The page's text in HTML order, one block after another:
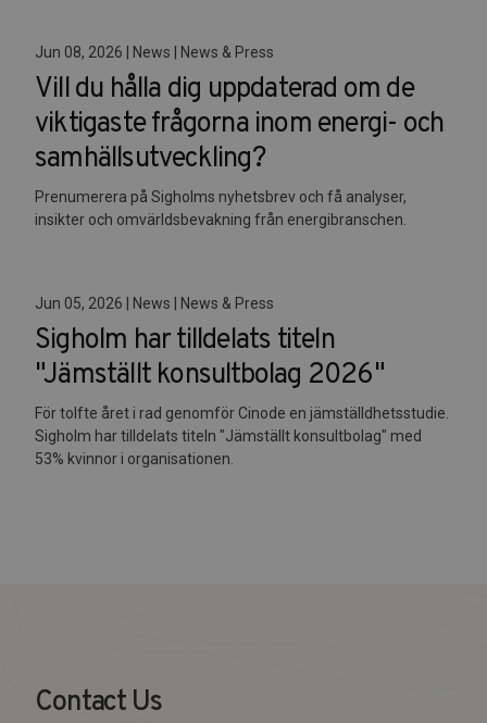
Jun 08, 2026 | News | News & Press
Vill du hålla dig uppdaterad om de
viktigaste frågorna inom energi- och
samhällsutveckling?
Prenumerera på Sigholms nyhetsbrev och få analyser,
insikter och omvärldsbevakning från energibranschen.
Jun 05, 2026 | News | News & Press
Sigholm har tilldelats titeln
"Jämställt konsultbolag 2026"
För tolfte året i rad genomför Cinode en jämställdhetsstudie.
Sigholm har tilldelats titeln "Jämställt konsultbolag" med
53% kvinnor i organisationen.
Contact Us